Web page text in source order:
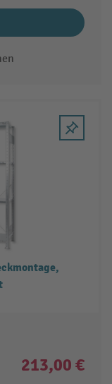
213,00 €